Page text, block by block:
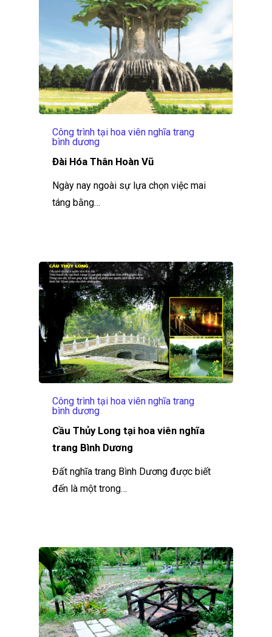
Công trình tại hoa viên nghĩa trang
bình dương
Đài Hóa Thân Hoàn Vũ
Ngày nay ngoài sự lựa chọn việc mai
táng bằng…
Công trình tại hoa viên nghĩa trang
bình dương
Cầu Thủy Long tại hoa viên nghĩa
trang Bình Dương
Đất nghĩa trang Bình Dương được biết
đến là một trong…